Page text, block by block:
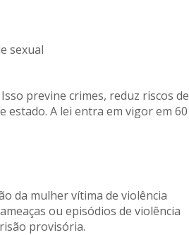
sexual
previne crimes, reduz riscos de
estado. A lei entra em vigor em 60
da mulher vítima de violência
ou episódios de violência
provisória.